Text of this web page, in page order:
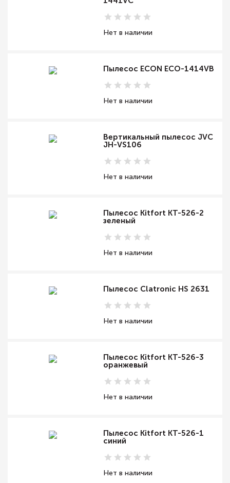
Нет в наличии
Пылесос ECON ECO-1414VB
Нет в наличии
Вертикальный пылесос JVC
JH-VS106
Нет в наличии
Пылесос Kitfort КТ-526-2
зеленый
Нет в наличии
Пылесос Clatronic HS 2631
Нет в наличии
Пылесос Kitfort КТ-526-3
оранжевый
Нет в наличии
Пылесос Kitfort КТ-526-1
синий
Нет в наличии